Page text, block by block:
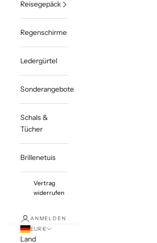
Reisegepäck
Regenschirme
Ledergürtel
Sonderangebote
Schals &
Tücher
Brillenetuis
Vertrag
widerrufen
ANMELDEN
EUR €
Land